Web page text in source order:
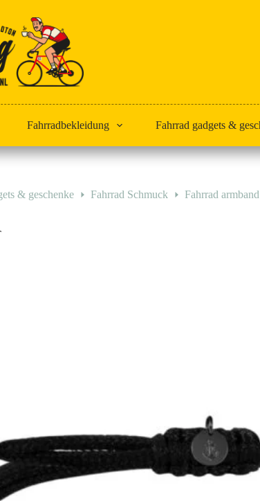
Fahrradbekleidung Fahrrad gadgets &
& geschenke Fahrrad Schmuck Fahrrad